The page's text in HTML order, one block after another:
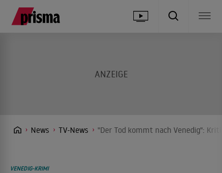
News TV-News "Der Tod kommt nach Venedig":
VENEDIG-KRIMI